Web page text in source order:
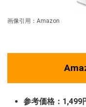
画像引用：Amazon
参考価格：1,499